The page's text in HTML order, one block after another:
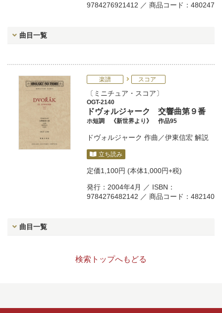
9784276921412 ／ 商品コード：480247
曲目一覧
楽譜 スコア
ミニチュア・スコア
OGT-2140
ドヴォルジャーク 交響曲第９番
ホ短調 《新世界より》 作品95
ドヴォルジャーク 作曲／伊東信宏 解説
立ち読み
定価1,100円 (本体1,000円+税)
発行：2004年4月 ／ ISBN：
9784276482142 ／ 商品コード：482140
曲目一覧
検索トップへもどる